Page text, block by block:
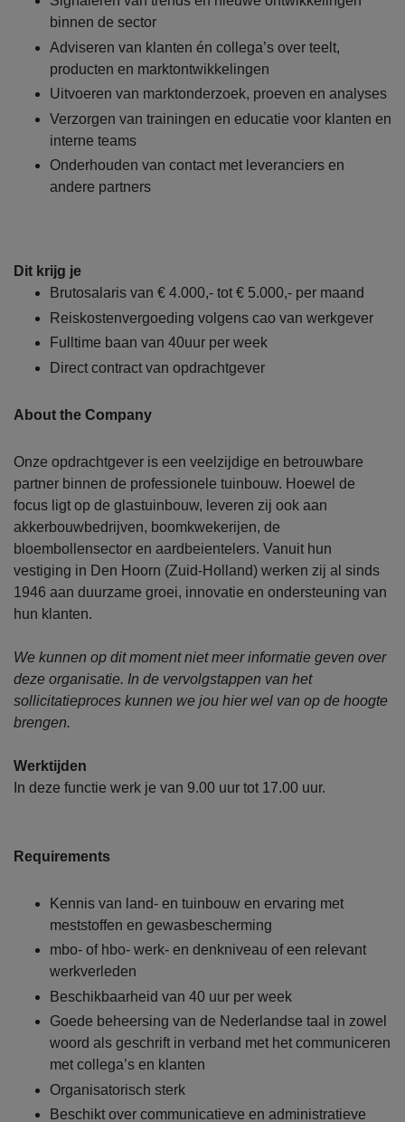
binnen de sector
Adviseren van klanten én collega’s over teelt,
producten en marktontwikkelingen
Uitvoeren van marktonderzoek, proeven en analyses
Verzorgen van trainingen en educatie voor klanten en
interne teams
Onderhouden van contact met leveranciers en
andere partners
Dit krijg je
Brutosalaris van € 4.000,- tot € 5.000,- per maand
Reiskostenvergoeding volgens cao van werkgever
Fulltime baan van 40uur per week
Direct contract van opdrachtgever
About the Company
Onze opdrachtgever is een veelzijdige en betrouwbare
partner binnen de professionele tuinbouw. Hoewel de
focus ligt op de glastuinbouw, leveren zij ook aan
akkerbouwbedrijven, boomkwekerijen, de
bloembollensector en aardbeientelers. Vanuit hun
vestiging in Den Hoorn (Zuid-Holland) werken zij al sinds
1946 aan duurzame groei, innovatie en ondersteuning van
hun klanten.
We kunnen op dit moment niet meer informatie geven over
deze organisatie. In de vervolgstappen van het
sollicitatieproces kunnen we jou hier wel van op de hoogte
brengen.
Werktijden
In deze functie werk je van 9.00 uur tot 17.00 uur.
Requirements
Kennis van land- en tuinbouw en ervaring met
meststoffen en gewasbescherming
mbo- of hbo- werk- en denkniveau of een relevant
werkverleden
Beschikbaarheid van 40 uur per week
Goede beheersing van de Nederlandse taal in zowel
woord als geschrift in verband met het communiceren
met collega’s en klanten
Organisatorisch sterk
Beschikt over communicatieve en administratieve